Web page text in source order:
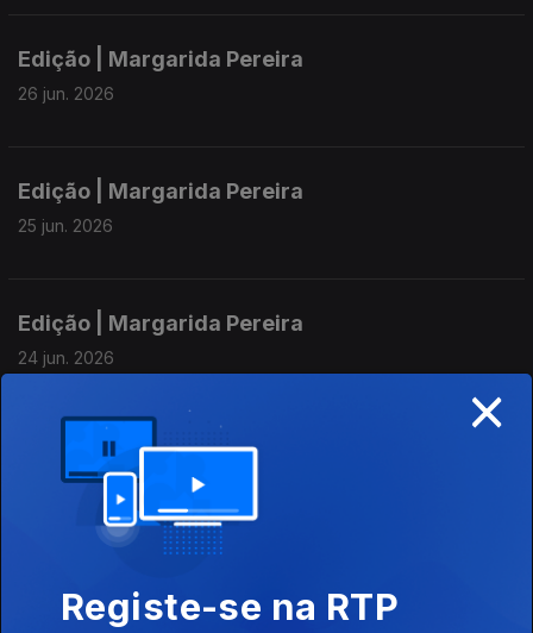
Edição | Margarida Pereira
26 jun. 2026
Edição | Margarida Pereira
25 jun. 2026
Edição | Margarida Pereira
24 jun. 2026
Edição | Margarida Pereira
22 jun. 2026
Edição | Margarida Pereira
19 jun. 2026
×
Registe-se na RTP